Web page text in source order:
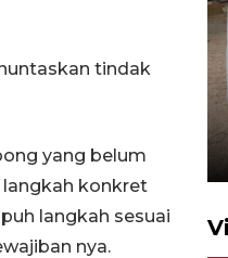
tindak
yang belum
langkah konkret
langkah sesuai
nya.